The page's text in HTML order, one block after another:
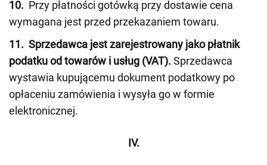
10. Przy płatności gotówką przy dostawie cena
wymagana jest przed przekazaniem towaru.
11. Sprzedawca jest zarejestrowany jako płatnik
podatku od towarów i usług (VAT). Sprzedawca
wystawia kupującemu dokument podatkowy po
opłaceniu zamówienia i wysyła go w formie
elektronicznej.
IV.